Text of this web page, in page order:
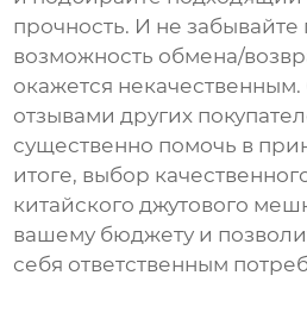
прочность. И не забывайте
возможность обмена/
окажется некачественным.
отзывами других
существенно помочь в
итоге, выбор
китайского джутового
вашему бюджету и
себя ответственным